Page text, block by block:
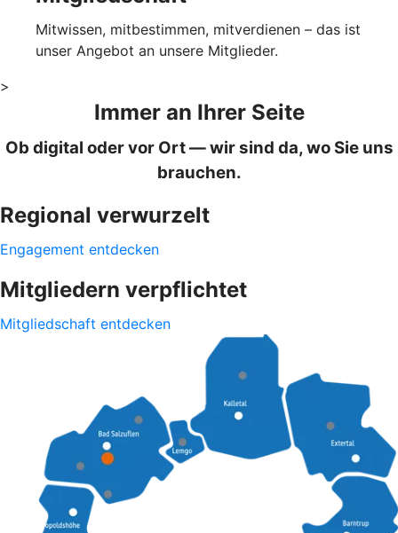
Mitwissen, mitbestimmen, mitverdienen – das ist
unser Angebot an unsere Mitglieder.
>
Immer an Ihrer Seite
Ob digital oder vor Ort — wir sind da, wo Sie uns
brauchen.
Regional verwurzelt
Engagement entdecken
Mitgliedern verpflichtet
Mitgliedschaft entdecken